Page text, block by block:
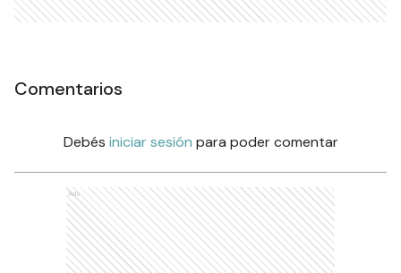
Comentarios
Debés iniciar sesión para poder comentar
Ads